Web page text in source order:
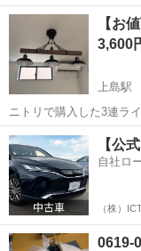
く点灯します。 現状で
静岡 浜松市 気
【お
3,600
上島駅
ニトリで購入した3連ラ
しておりますが、全て解くと3
にピッタリとなります。 電球もそのままお付けいたします(3つとも昼
白色) ご検討よろしく...
静岡 浜松市 上島
【公
自社ロ
（株）
0619-